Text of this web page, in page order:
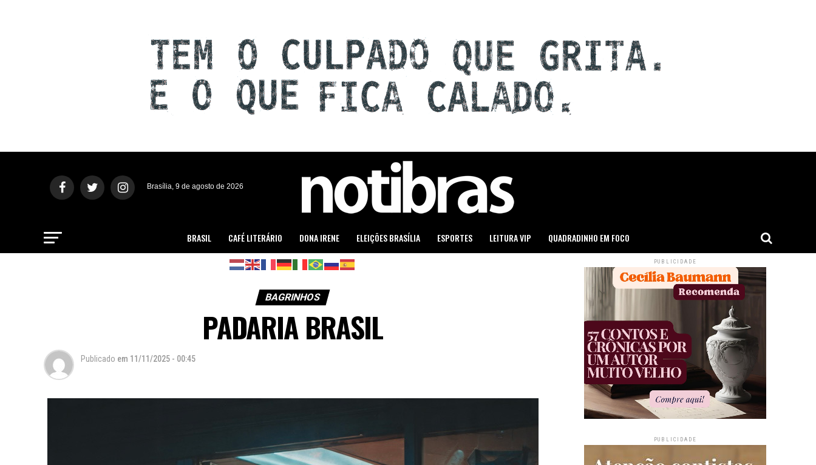
Brasília, 9 de agosto de 2026
BRASIL CAFÉ LITERÁRIO DONA IRENE ELEIÇÕES BRASÍLIA ESPORTES LEITURA VIP QUADRADINHO EM FOCO
BAGRINHOS
PADARIA BRASIL
Publicado em 11/11/2025 - 00:45
PUBLICIDADE
PUBLICIDADE